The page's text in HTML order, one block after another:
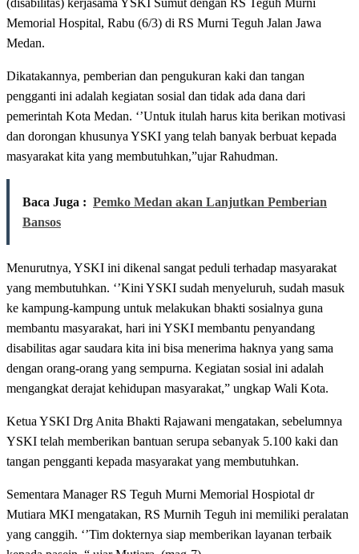
(disabilitas) kerjasama YSKI Sumut dengan RS Teguh Murni
Memorial Hospital, Rabu (6/3) di RS Murni Teguh Jalan Jawa
Medan.
Dikatakannya, pemberian dan pengukuran kaki dan tangan
pengganti ini adalah kegiatan sosial dan tidak ada dana dari
pemerintah Kota Medan. ‘’Untuk itulah harus kita berikan motivasi
dan dorongan khusunya YSKI yang telah banyak berbuat kepada
masyarakat kita yang membutuhkan,”ujar Rahudman.
Baca Juga : Pemko Medan akan Lanjutkan Pemberian
Bansos
Menurutnya, YSKI ini dikenal sangat peduli terhadap masyarakat
yang membutuhkan. ‘’Kini YSKI sudah menyeluruh, sudah masuk
ke kampung-kampung untuk melakukan bhakti sosialnya guna
membantu masyarakat, hari ini YSKI membantu penyandang
disabilitas agar saudara kita ini bisa menerima haknya yang sama
dengan orang-orang yang sempurna. Kegiatan sosial ini adalah
mengangkat derajat kehidupan masyarakat,” ungkap Wali Kota.
Ketua YSKI Drg Anita Bhakti Rajawani mengatakan, sebelumnya
YSKI telah memberikan bantuan serupa sebanyak 5.100 kaki dan
tangan pengganti kepada masyarakat yang membutuhkan.
Sementara Manager RS Teguh Murni Memorial Hospiotal dr
Mutiara MKI mengatakan, RS Murnih Teguh ini memiliki peralatan
yang canggih. ‘’Tim dokternya siap memberikan layanan terbaik